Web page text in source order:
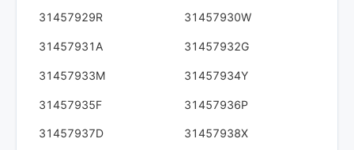
31457929R 31457930W
31457931A 31457932G
31457933M 31457934Y
31457935F 31457936P
31457937D 31457938X